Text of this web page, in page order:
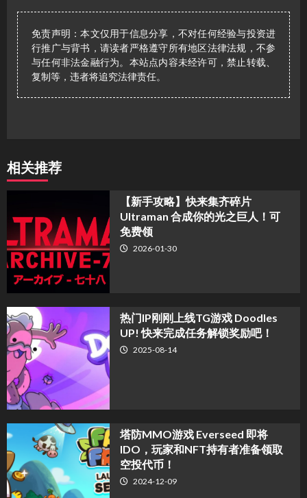
免责声明：本文仅用于信息分享，不对任何经验与投资进
行推广与背书，请读者严格遵守所有地区法律法规，不参
与任何非法金融行为。本站点内容未经许可，禁止转载、
复制等，违者将追究法律责任。
相关推荐
【新手攻略】快来集齐碎片
Ultraman 合成你的光之巨人！可
免费领
2026-01-30
热门IP刚刚上线TG游戏 Doodles
UP! 快来完成任务解锁奖励吧！
2025-08-14
塔防MMO游戏 Everseed 即将
IDO，玩家和NFT持有者准备领取
空投代币！
2024-12-09